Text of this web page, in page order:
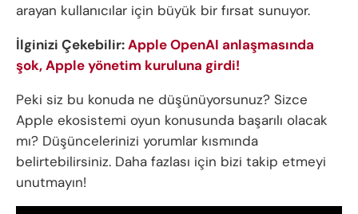
arayan kullanıcılar için büyük bir fırsat sunuyor.
İlginizi Çekebilir:Apple OpenAI anlaşmasında
şok, Apple yönetim kuruluna girdi!
Peki siz bu konuda ne düşünüyorsunuz? Sizce
Apple ekosistemi oyun konusunda başarılı olacak
mı? Düşüncelerinizi yorumlar kısmında
belirtebilirsiniz. Daha fazlası için bizi takip etmeyi
unutmayın!